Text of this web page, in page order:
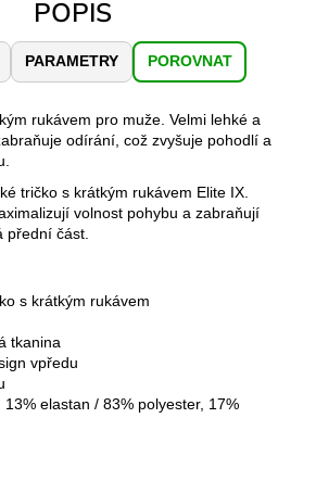
POPIS
PARAMETRY POROVNAT
rukávem pro muže. Velmi lehké a
odírání, což zvyšuje pohodlí a
tričko s krátkým rukávem Elite IX.
volnost pohybu a zabraňují
přední část.
s krátkým rukávem
tkanina
vpředu
13% elastan / 83% polyester, 17%